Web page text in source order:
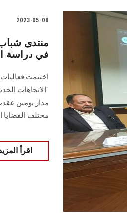
2023-05-08
منتدى
في دراسة
اختتمت
"الاتجاهات
مختلف القضايا
اقرأ